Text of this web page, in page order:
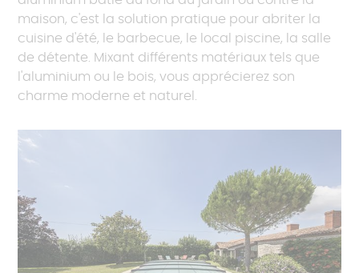
maison, c'est la solution pratique pour abriter la
cuisine d'été, le barbecue, le local piscine, la salle
de détente. Mixant différents matériaux tels que
l'aluminium ou le bois, vous apprécierez son
charme moderne et naturel.